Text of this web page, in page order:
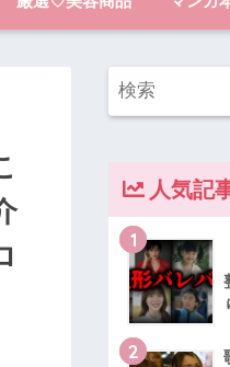
人気記
1
2